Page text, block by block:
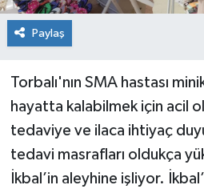
Paylaş
Torbalı'nın SMA hastası
hayatta kalabilmek için acil
tedaviye ve ilaca ihtiyaç
tedavi masrafları oldukça
İkbal’in aleyhine işliyor.